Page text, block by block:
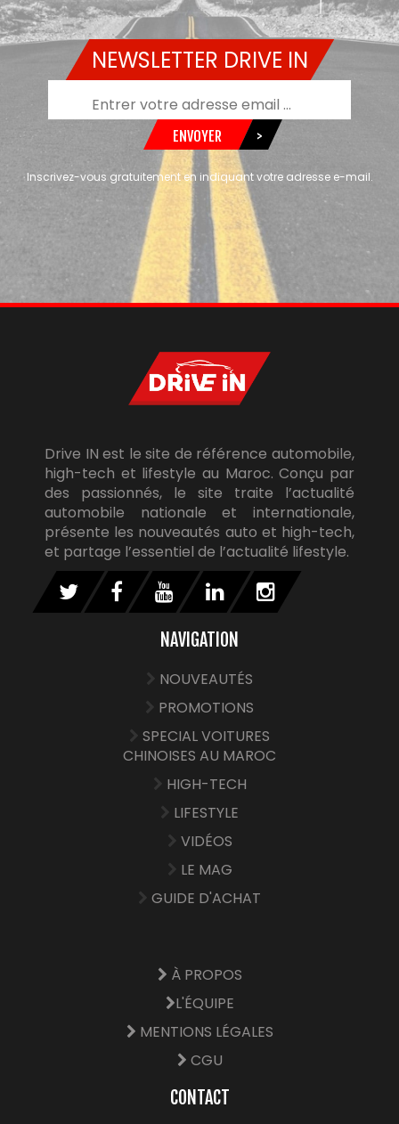
NEWSLETTER DRIVE IN
ENVOYER >
Inscrivez-vous gratuitement en indiquant votre adresse e-mail.
Drive IN est le site de référence automobile,
high-tech et lifestyle au Maroc. Conçu par
des passionnés, le site traite l’actualité
automobile nationale et internationale,
présente les nouveautés auto et high-tech,
et partage l’essentiel de l’actualité lifestyle.
NAVIGATION
NOUVEAUTÉS
PROMOTIONS
SPECIAL VOITURES
CHINOISES AU MAROC
HIGH-TECH
LIFESTYLE
VIDÉOS
LE MAG
GUIDE D'ACHAT
À PROPOS
L'ÉQUIPE
MENTIONS LÉGALES
CGU
CONTACT